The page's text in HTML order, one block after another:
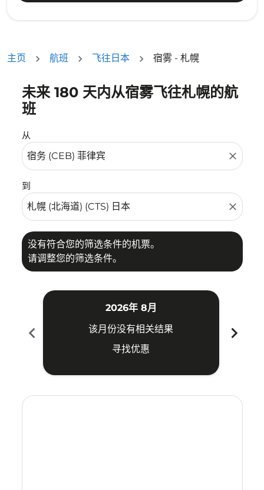
主页 航班 飞往日本 宿雾 - 札幌
未来 180 天内从宿雾飞往札幌的航
班
从
close
到
close
没有符合您的筛选条件的机票。
请调整您的筛选条件。
没有符合您的筛选条件的机票。请调整您的筛选条件。
chevron_left
2026年 8月
该月份没有相关结果
寻找优惠
chevron_right